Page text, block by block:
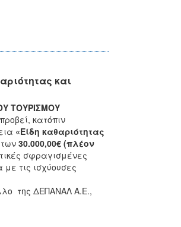
και
ΤΟΥΡΙΣΜΟΥ
κατόπιν
«Είδη καθαριότητας
30.000,00€ (πλέον
σφραγισμένες
τις ισχύουσες
της ΔΕΠΑΝΑΛ Α.Ε.,